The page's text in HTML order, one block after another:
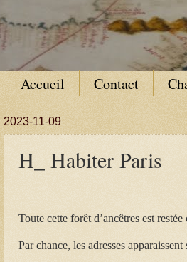
Accueil Contact
2023-11-09
H_ Habiter Paris
Toute cette forêt d’ancêtres est
Par chance, les adresses